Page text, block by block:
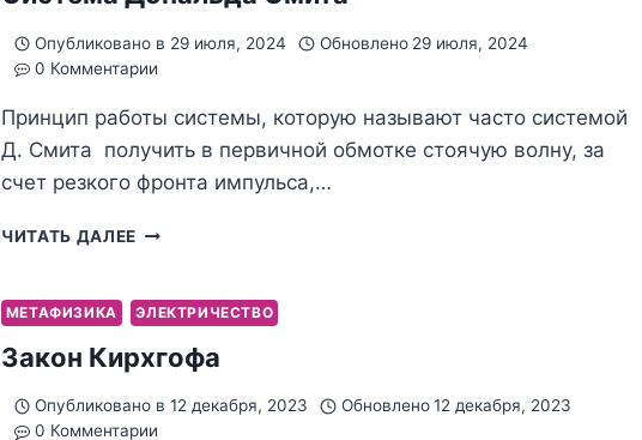
Опубликовано в 29 июля, 2024 Обновлено 29 июля, 2024
0 Комментарии
Принцип работы системы, которую называют часто системой
Д. Смита получить в первичной обмотке стоячую волну, за
счет резкого фронта импульса,…
ЧИТАТЬ ДАЛЕЕ СИСТЕМА
МЕТАФИЗИКА ЭЛЕКТРИЧЕСТВО
Закон Кирхгофа
Опубликовано в 12 декабря, 2023 Обновлено 12 декабря, 2023
0 Комментарии